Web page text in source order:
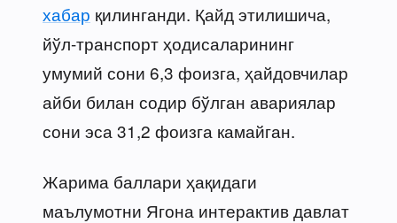
хабар қилинганди. Қайд этилишича,
йўл-транспорт ҳодисаларининг
умумий сони 6,3 фоизга, ҳайдовчилар
айби билан содир бўлган авариялар
сони эса 31,2 фоизга камайган.
Жарима баллари ҳақидаги
маълумотни Ягона интерактив давлат